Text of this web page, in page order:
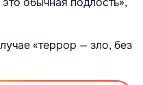
«террор — зло, без